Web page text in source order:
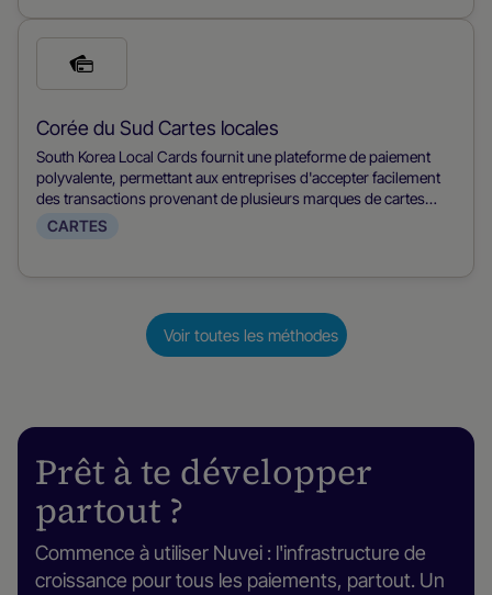
personne et en ligne.
Coche
ce
mode
de
paiement
Corée du Sud Cartes locales
South Korea Local Cards fournit une plateforme de paiement
polyvalente, permettant aux entreprises d'accepter facilement
des transactions provenant de plusieurs marques de cartes
locales en Corée du Sud. Elle offre une solution unifiée qui
fluides sur le marché local.
CARTES
Voir toutes les méthodes
Prêt à te développer
partout ?
Commence à utiliser Nuvei : l'infrastructure de
croissance pour tous les paiements, partout. Un